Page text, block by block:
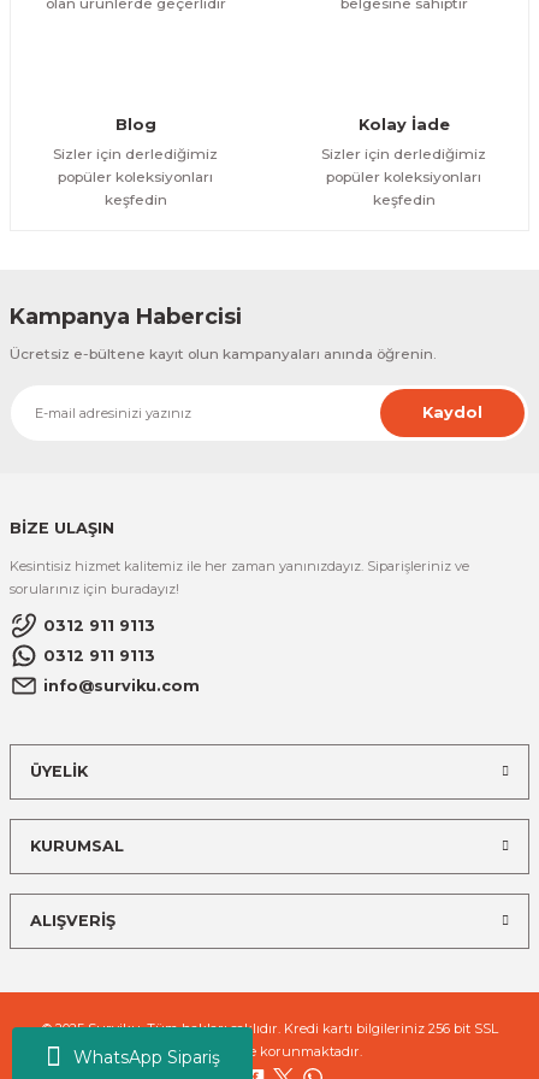
WhatsApp Sipariş
Blog
Sizler için derlediğimiz
popüler koleksiyonları
keşfedin
Kolay İade
Sizler için derlediğimiz
popüler koleksiyonları
keşfedin
Kampanya Habercisi
Ücretsiz e-bültene kayıt olun kampanyaları anında öğrenin.
Kaydol
BİZE ULAŞIN
Kesintisiz hizmet kalitemiz ile her zaman yanınızdayız. Siparişleriniz ve
sorularınız için buradayız!
0312 911 9113
0312 911 9113
info@surviku.com
ÜYELİK
KURUMSAL
ALIŞVERİŞ
© 2025 Surviku. Tüm hakları saklıdır. Kredi kartı bilgileriniz 256 bit SSL
sertifikası ile korunmaktadır.